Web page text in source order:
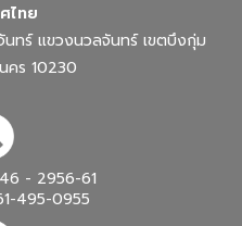
ไทย
ทร์ แขวงนวลจันทร์ เขตบึงกุ่ม
คร 10230
- 2956-61
495-0955